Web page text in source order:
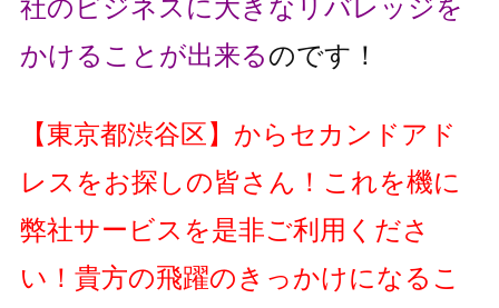
社のビジネスに大きなリバレッジを
かけることが出来るのです！
【東京都渋谷区】 からセカンドアド
レスをお探しの皆さん！これを機に
弊社サービスを是非ご利用くださ
い！貴方の飛躍のきっかけになるこ